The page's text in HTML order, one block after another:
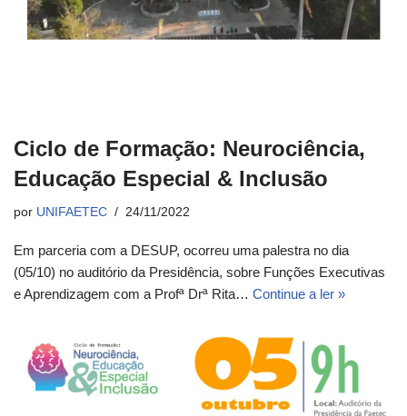
Ciclo de Formação: Neurociência,
Educação Especial & Inclusão
por UNIFAETEC 24/11/2022
Em parceria com a DESUP, ocorreu uma palestra no dia
(05/10) no auditório da Presidência, sobre Funções Executivas
e Aprendizagem com a Profª Drª Rita… Continue a ler »